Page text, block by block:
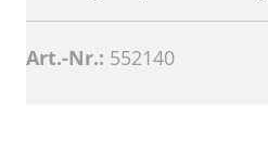
Art.-Nr.: 552140